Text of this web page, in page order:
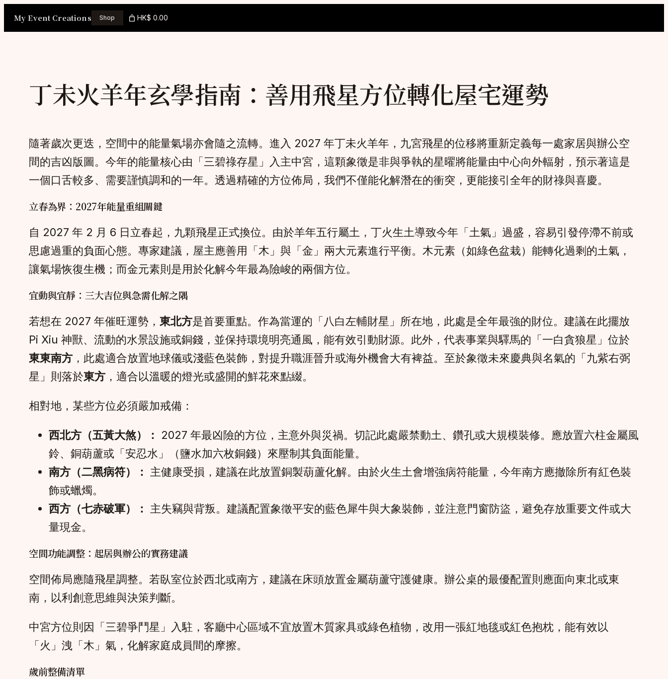
My Event Creations Shop HK$ 0.00
丁未火羊年玄學指南：善用飛星方位轉化屋宅運勢
隨著歲次更迭，空間中的能量氣場亦會隨之流轉。進入 2027 年丁未火羊年，九宮飛星的位移將重新定義每一處家居與辦公空
間的吉凶版圖。今年的能量核心由「三碧祿存星」入主中宮，這顆象徵是非與爭執的星曜將能量由中心向外輻射，預示著這是
一個口舌較多、需要謹慎調和的一年。透過精確的方位佈局，我們不僅能化解潛在的衝突，更能接引全年的財祿與喜慶。
立春為界：2027年能量重組關鍵
自 2027 年 2 月 6 日立春起，九顆飛星正式換位。由於羊年五行屬土，丁火生土導致今年「土氣」過盛，容易引發停滯不前或
思慮過重的負面心態。專家建議，屋主應善用「木」與「金」兩大元素進行平衡。木元素（如綠色盆栽）能轉化過剩的土氣，
讓氣場恢復生機；而金元素則是用於化解今年最為險峻的兩個方位。
宜動與宜靜：三大吉位與急需化解之隅
若想在 2027 年催旺運勢， 東北方是首要重點。作為當運的「八白左輔財星」所在地，此處是全年最強的財位。建議在此擺放
Pi Xiu 神獸、流動的水景設施或銅錢，並保持環境明亮通風，能有效引動財源。此外，代表事業與驛馬的「一白貪狼星」位於
東東南方 ，此處適合放置地球儀或淺藍色裝飾，對提升職涯晉升或海外機會大有裨益。至於象徵未來慶典與名氣的「九紫右弼
星」則落於東方 ，適合以溫暖的燈光或盛開的鮮花來點綴。
相對地，某些方位必須嚴加戒備：
西北方（五黃大煞）：
2027 年最凶險的方位，主意外與災禍。切記此處嚴禁動土、鑽孔或大規模裝修。應放置六柱金屬風
鈴、銅葫蘆或「安忍水」（鹽水加六枚銅錢）來壓制其負面能量。
南方（二黑病符）： 主健康受損，建議在此放置銅製葫蘆化解。由於火生土會增強病符能量，今年南方應撤除所有紅色裝
飾或蠟燭。
西方（七赤破軍）： 主失竊與背叛。建議配置象徵平安的藍色犀牛與大象裝飾，並注意門窗防盜，避免存放重要文件或大
量現金。
空間功能調整：起居與辦公的實務建議
空間佈局應隨飛星調整。若臥室位於西北或南方，建議在床頭放置金屬葫蘆守護健康。辦公桌的最優配置則應面向東北或東
南，以利創意思維與決策判斷。
中宮方位則因「三碧爭鬥星」入駐，客廳中心區域不宜放置木質家具或綠色植物，改用一張紅地毯或紅色抱枕，能有效以
「火」洩「木」氣，化解家庭成員間的摩擦。
歲前整備清單